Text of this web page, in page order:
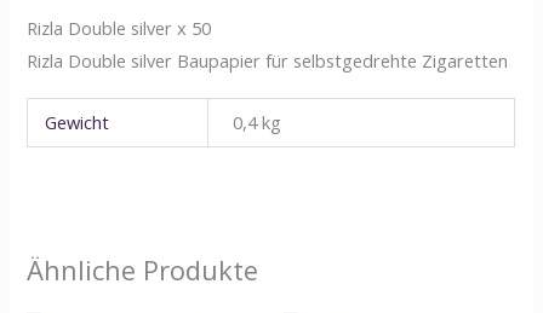
Rizla Double silver x 50
Rizla Double silver Baupapier für selbstgedrehte Zigaretten
Gewicht 0,4 kg
Ähnliche Produkte